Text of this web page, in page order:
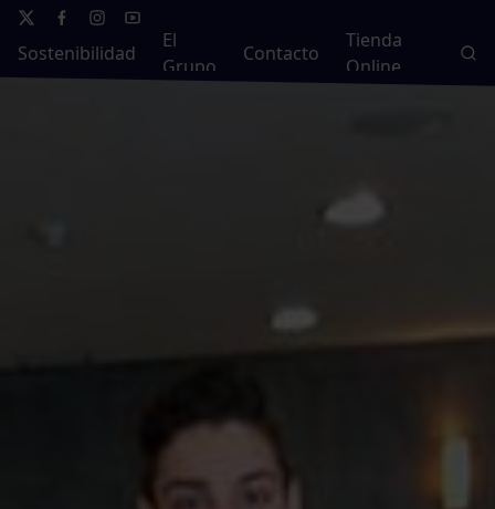
Sostenibilidad
El
Grupo
Contacto
Tienda
Online